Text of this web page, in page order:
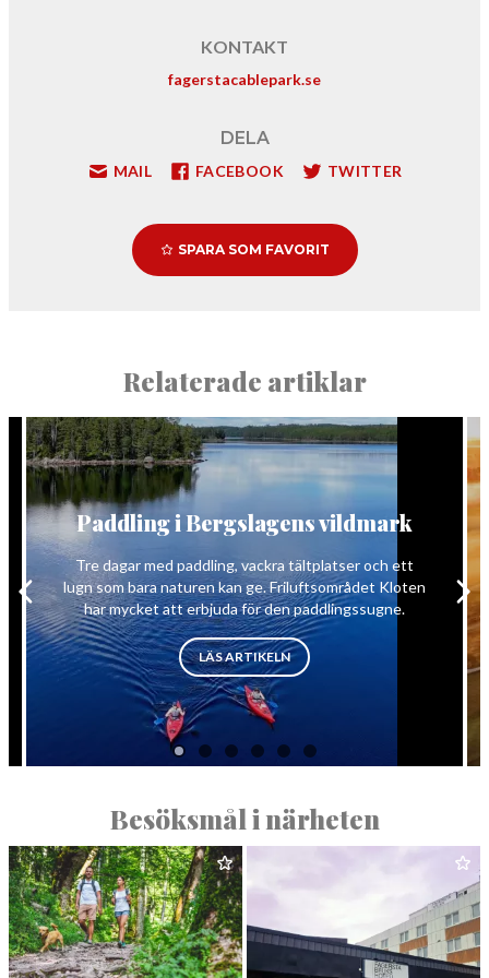
KONTAKT
fagerstacablepark.se
DELA
MAIL FACEBOOK TWITTER
SPARA SOM FAVORIT
Relaterade artiklar
Paddling i Bergslagens vildmark
Tre dagar med paddling, vackra tältplatser och ett
lugn som bara naturen kan ge. Friluftsområdet Kloten
har mycket att erbjuda för den paddlingssugne.
LÄS ARTIKELN”PADDLING I BERGSLAGENS
Besöksmål i närheten